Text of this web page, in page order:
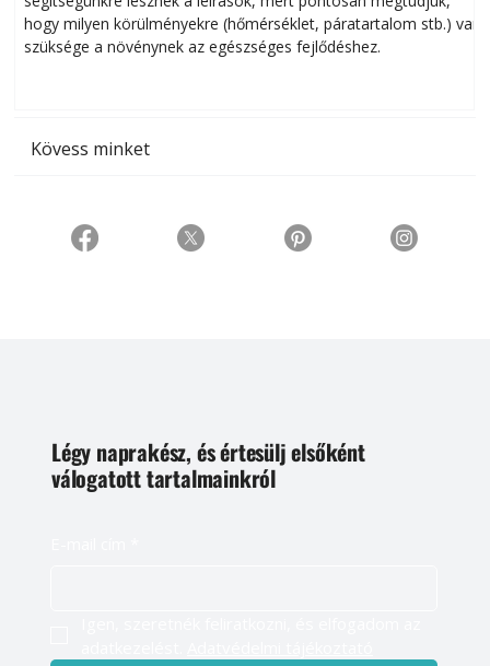
hogy milyen körülményekre (hőmérséklet, páratartalom stb.) van
szüksége a növénynek az egészséges fejlődéshez.
Kövess minket
Légy naprakész, és értesülj elsőként
válogatott tartalmainkról